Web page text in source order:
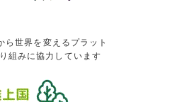
ら世界を変えるプラット
組みに協力しています